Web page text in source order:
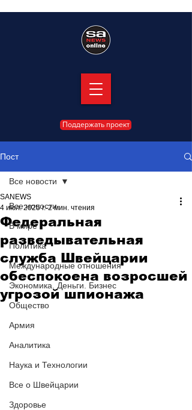
Поддержать проект
Пост
Все новости
В мире
Политика
Международные отношения
Экономика. Деньги. Бизнес
Общество
Армия
Аналитика
Наука и Технологии
Все о Швейцарии
Здоровье
Все новости
Федеральная
разведывательная
служба Швейцарии
обеспокоена возросшей
угрозой шпионажа
SANEWS
4 июл. 2025 г. 2 мин. чтения